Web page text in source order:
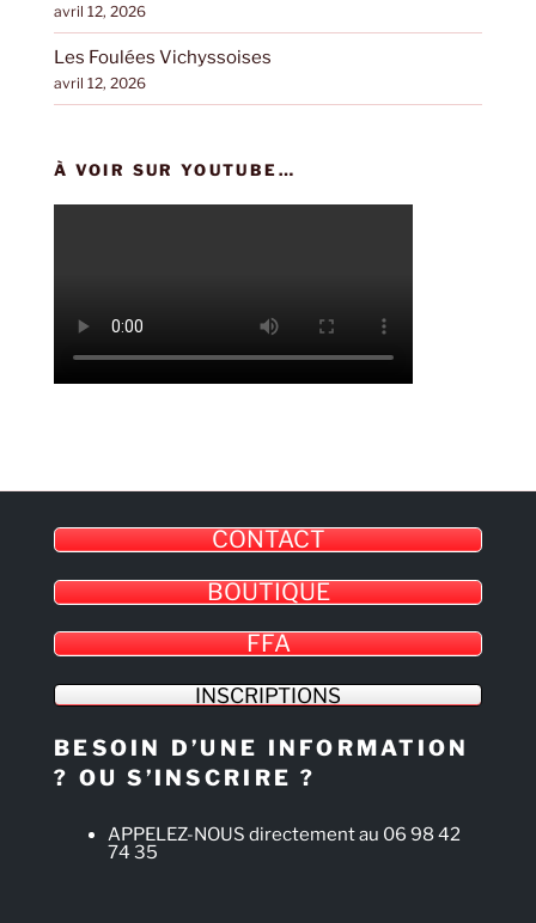
avril 12, 2026
Les Foulées Vichyssoises
avril 12, 2026
À VOIR SUR YOUTUBE…
CONTACT
BOUTIQUE
FFA
INSCRIPTIONS
BESOIN D’UNE INFORMATION
? OU S’INSCRIRE ?
APPELEZ-NOUS directement au 06 98 42
74 35